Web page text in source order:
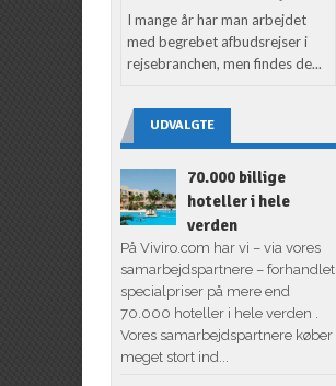
I mange år har man arbejdet
med begrebet afbudsrejser i
rejsebranchen, men findes de...
UDVALGTE
70.000 billige
hoteller i hele
verden
På Viviro.com har vi – via vores
samarbejdspartnere – forhandlet
specialpriser på mere end
70.000 hoteller i hele verden .
Vores samarbejdspartnere køber
meget stort ind...